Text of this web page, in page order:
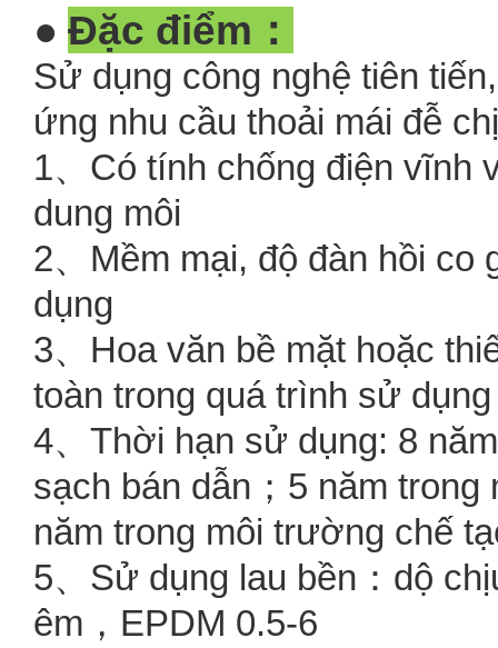
● Đặc điểm：
Sử dụng công nghệ tiên
ứng nhu cầu thoải mái đễ
1、Có tính chống điện vĩnh
dung môi
2、Mềm mại, độ đàn hồi co
dụng
3、Hoa văn bề mặt hoặc
toàn trong quá trình sử dụng
4、Thời hạn sử dụng: 8
sạch bán dẫn；5 năm
năm trong môi trường chế
5、Sử dụng lau bền：dộ
êm，EPDM 0.5-6